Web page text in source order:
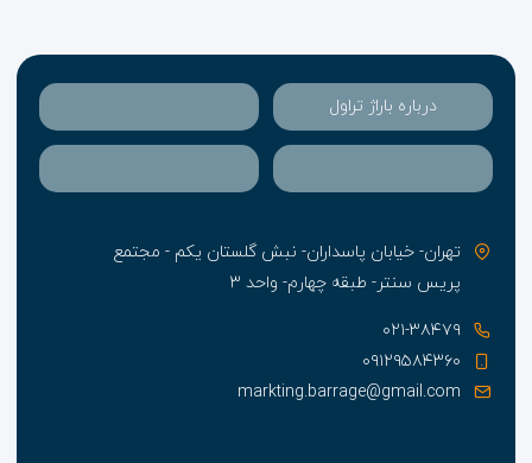
درباره باراژ تراول
تهران- خیابان پاسداران- نبش گلستان یکم - مجتمع
پریس سنتر- طبقه چهارم- واحد ۳
۰۲۱-۳۸۴۷۹
۰۹۱۲۹۵۸۴۳۶۰
markting.barrage@gmail.com